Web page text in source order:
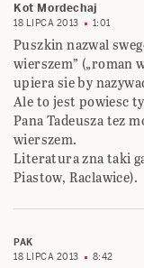
Kot Mordechaj
18 LIPCA 2013 1:01
Puszkin nazwal
wierszem” („roman
upiera sie by
Ale to jest powiesc
Pana Tadeusza tez
wierszem.
Literatura zna taki
Piastow, Raclawice).
PAK
18 LIPCA 2013
8:42